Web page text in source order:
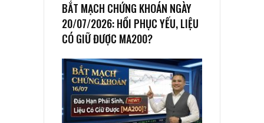
BẮT MẠCH CHỨNG KHOÁN NGÀY
20/07/2026: HỒI PHỤC YẾU, LIỆU
CÓ GIỮ ĐƯỢC MA200?